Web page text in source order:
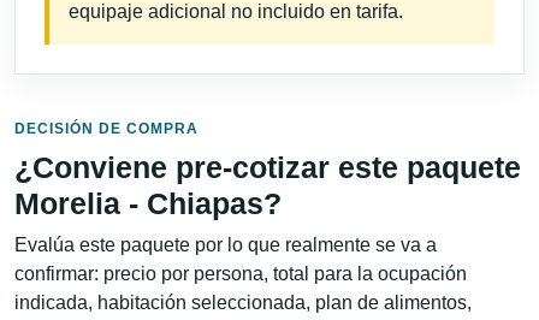
equipaje adicional no incluido en tarifa.
DECISIÓN DE COMPRA
¿Conviene pre-cotizar este paquete
Morelia - Chiapas?
Evalúa este paquete por lo que realmente se va a
confirmar: precio por persona, total para la ocupación
indicada, habitación seleccionada, plan de alimentos,